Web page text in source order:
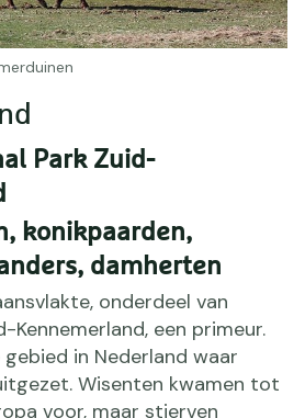
Park Zuid-
konikpaarden,
damherten
onderdeel van
Kennemerland, een primeur.
in Nederland waar
Wisenten kwamen tot
voor, maar stierven